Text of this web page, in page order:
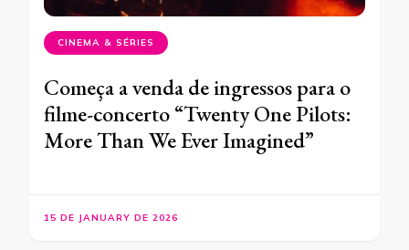
CINEMA & SÉRIES
Começa a venda de ingressos para o
filme-concerto “Twenty One Pilots:
More Than We Ever Imagined”
15 DE JANUARY DE 2026